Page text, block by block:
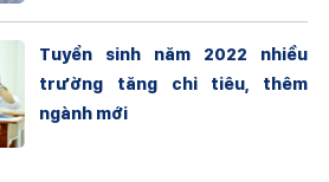
Tuyển sinh năm 2022 nhiều
trường tăng chỉ tiêu, thêm
ngành mới